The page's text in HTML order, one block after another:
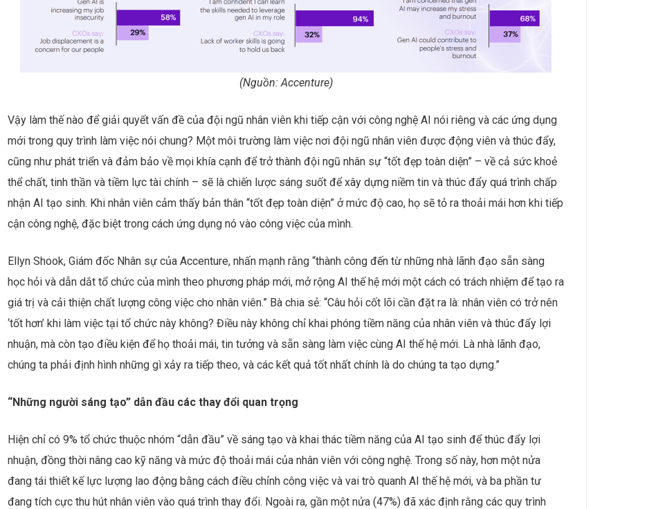
(Nguồn: Accenture)
Vậy làm thế nào để giải quyết vấn đề của đội ngũ nhân viên khi tiếp cận với công nghệ AI nói riêng và các ứng dụng
mới trong quy trình làm việc nói chung? Một môi trường làm việc nơi đội ngũ nhân viên được động viên và thúc đẩy,
cũng như phát triển và đảm bảo về mọi khía cạnh để trở thành đội ngũ nhân sự “tốt đẹp toàn diện” – về cả sức khoẻ
thể chất, tinh thần và tiềm lực tài chính – sẽ là chiến lược sáng suốt để xây dựng niềm tin và thúc đẩy quá trình chấp
nhận AI tạo sinh. Khi nhân viên cảm thấy bản thân “tốt đẹp toàn diện” ở mức độ cao, họ sẽ tỏ ra thoải mái hơn khi tiếp
cận công nghệ, đặc biệt trong cách ứng dụng nó vào công việc của mình.
Ellyn Shook, Giám đốc Nhân sự của Accenture, nhấn mạnh rằng “thành công đến từ những nhà lãnh đạo sẵn sàng
học hỏi và dẫn dắt tổ chức của mình theo phương pháp mới, mở rộng AI thế hệ mới một cách có trách nhiệm để tạo ra
giá trị và cải thiện chất lượng công việc cho nhân viên.” Bà chia sẻ: “Câu hỏi cốt lõi cần đặt ra là: nhân viên có trở nên
‘tốt hơn’ khi làm việc tại tổ chức này không? Điều này không chỉ khai phóng tiềm năng của nhân viên và thúc đẩy lợi
nhuận, mà còn tạo điều kiện để họ thoải mái, tin tưởng và sẵn sàng làm việc cùng AI thế hệ mới. Là nhà lãnh đạo,
chúng ta phải định hình những gì xảy ra tiếp theo, và các kết quả tốt nhất chính là do chúng ta tạo dựng.”
“Những người sáng tạo” dẫn đầu các thay đổi quan trọng
Hiện chỉ có 9% tổ chức thuộc nhóm “dẫn đầu” về sáng tạo và khai thác tiềm năng của AI tạo sinh để thúc đẩy lợi
nhuận, đồng thời nâng cao kỹ năng và mức độ thoải mái của nhân viên với công nghệ. Trong số này, hơn một nửa
đang tái thiết kế lực lượng lao động bằng cách điều chỉnh công việc và vai trò quanh AI thế hệ mới, và ba phần tư
đang tích cực thu hút nhân viên vào quá trình thay đổi. Ngoài ra, gần một nửa (47%) đã xác định rằng các quy trình